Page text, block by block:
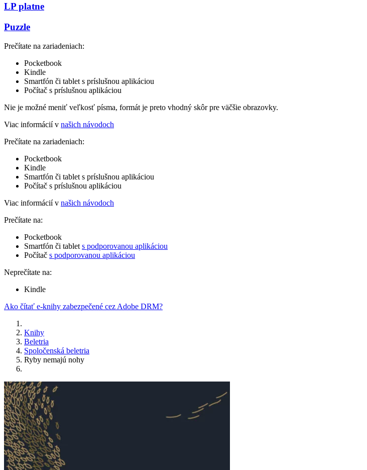
LP platne
Puzzle
Prečítate na zariadeniach:
Pocketbook
Kindle
Smartfón či tablet s príslušnou aplikáciou
Počítač s príslušnou aplikáciou
Nie je možné meniť veľkosť písma, formát je preto vhodný skôr pre väčšie obrazovky.
Viac informácií v našich návodoch
Prečítate na zariadeniach:
Pocketbook
Kindle
Smartfón či tablet s príslušnou aplikáciou
Počítač s príslušnou aplikáciou
Viac informácií v našich návodoch
Prečítate na:
Pocketbook
Smartfón či tablet s podporovanou aplikáciou
Počítač s podporovanou aplikáciou
Neprečítate na:
Kindle
Ako čítať e-knihy zabezpečené cez Adobe DRM?
Knihy
Beletria
Spoločenská beletria
Ryby nemajú nohy